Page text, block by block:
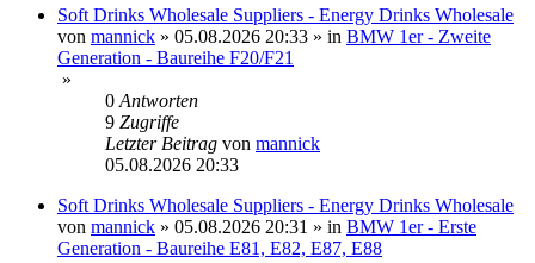
Soft Drinks Wholesale Suppliers - Energy Drinks Wholesale
von mannick » 05.08.2026 20:33 » in BMW 1er - Zweite
Generation - Baureihe F20/F21
»
0 Antworten
9 Zugriffe
Letzter Beitrag von mannick
05.08.2026 20:33
Soft Drinks Wholesale Suppliers - Energy Drinks Wholesale
von mannick » 05.08.2026 20:31 » in BMW 1er - Erste
Generation - Baureihe E81, E82, E87, E88